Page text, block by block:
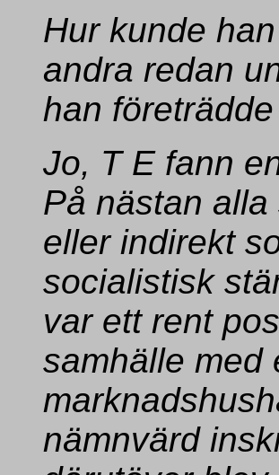
Hur kunde
andra redan
han
Jo, T E fann
På nästan
eller indirekt
socialistisk
var ett rent
samhälle med
nämnvärd